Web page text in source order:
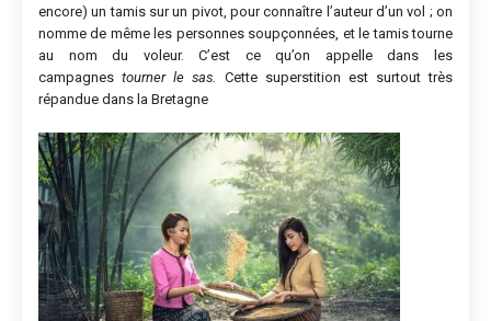
encore) un tamis sur un pivot, pour connaître l’auteur d’un vol ; on
nomme de même les personnes soupçonnées, et le tamis tourne
au nom du voleur. C’est ce qu’on appelle dans les
campagnestourner le sas. Cette superstition est surtout très
répandue dans la Bretagne